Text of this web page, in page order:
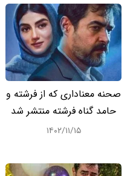
صحنه معناداری که از فرشته و
حامد گناه فرشته منتشر شد
۱۴۰۲/۱۱/۱۵